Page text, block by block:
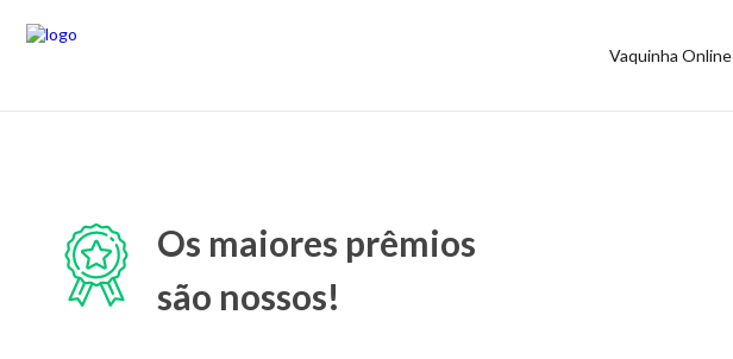
Vaquinha Online
Os maiores prêmios
são nossos!